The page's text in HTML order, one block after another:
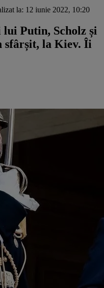
la: 12 iunie 2022, 10:20
Putin, Scholz și
sfârșit, la Kiev. Îi